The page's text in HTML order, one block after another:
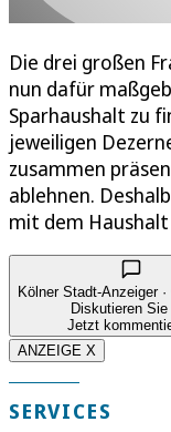
Die drei großen
nun dafür
Sparhaushalt zu
jeweiligen
zusammen
ablehnen.
mit dem
Kölner Stadt-Anzeiger
Diskutieren
Jetzt
ANZEIGE X
SERVICES